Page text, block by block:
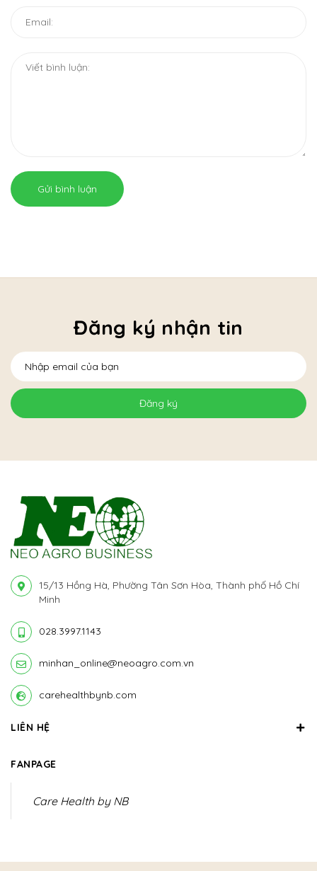
Gửi bình luận
Đăng ký nhận tin
Đăng ký
15/13 Hồng Hà, Phường Tân Sơn Hòa, Thành phố Hồ Chí
Minh
028.3997.1143
minhan_online@neoagro.com.vn
carehealthbynb.com
LIÊN HỆ
FANPAGE
Care Health by NB